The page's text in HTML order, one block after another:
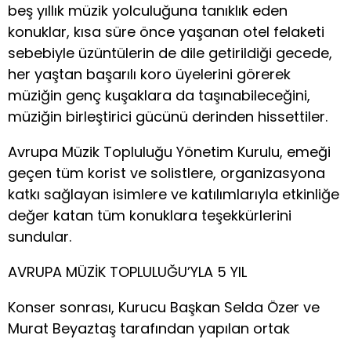
beş yıllık müzik yolculuğuna tanıklık eden
konuklar, kısa süre önce yaşanan otel felaketi
sebebiyle üzüntülerin de dile getirildiği gecede,
her yaştan başarılı koro üyelerini görerek
müziğin genç kuşaklara da taşınabileceğini,
müziğin birleştirici gücünü derinden hissettiler.
Avrupa Müzik Topluluğu Yönetim Kurulu, emeği
geçen tüm korist ve solistlere, organizasyona
katkı sağlayan isimlere ve katılımlarıyla etkinliğe
değer katan tüm konuklara teşekkürlerini
sundular.
AVRUPA MÜZİK TOPLULUĞU’YLA 5 YIL
Konser sonrası, Kurucu Başkan Selda Özer ve
Murat Beyaztaş tarafından yapılan ortak